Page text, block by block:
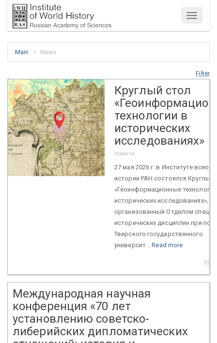
Menu
Main News
Filter
Круглый стол
технологии в
исторических
исследованиях»
Новости
27 мая 2026 г. в Институте
истории РАН состоялся Круглый
«Геоинформационные
исторических исследованиях»,
организованный Отделом
исторических дисциплин при
Тверского государственного
университ...Read more
09
Международная научная
конференция «70 лет
установлению советско-
либерийских дипломатических